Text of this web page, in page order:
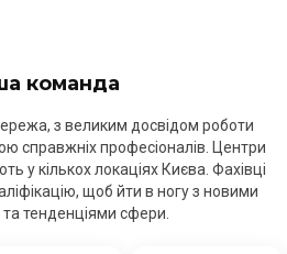
команда
з великим досвідом роботи
справжніх професіоналів. Центри
у кількох локаціях Києва. Фахівці
щоб йти в ногу з новими
тенденціями сфери.